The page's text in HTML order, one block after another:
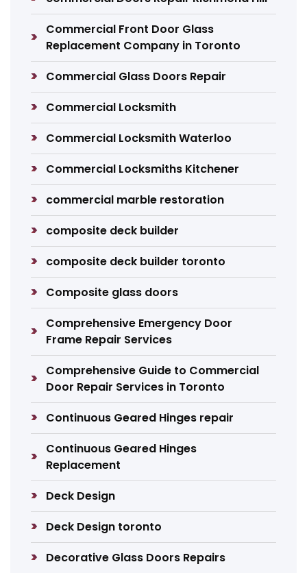
Commercial Front Door Glass
Replacement Company in Toronto
Commercial Glass Doors Repair
Commercial Locksmith
Commercial Locksmith Waterloo
Commercial Locksmiths Kitchener
commercial marble restoration
composite deck builder
composite deck builder toronto
Composite glass doors
Comprehensive Emergency Door
Frame Repair Services
Comprehensive Guide to Commercial
Door Repair Services in Toronto
Continuous Geared Hinges repair
Continuous Geared Hinges
Replacement
Deck Design
Deck Design toronto
Decorative Glass Doors Repairs